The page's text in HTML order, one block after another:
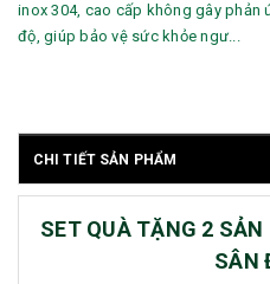
inox 304, cao cấp không gây phản
độ, giúp bảo vệ sức khỏe ngư...
CHI TIẾT SẢN PHẨM
SET QUÀ TẶNG 2
SÂN